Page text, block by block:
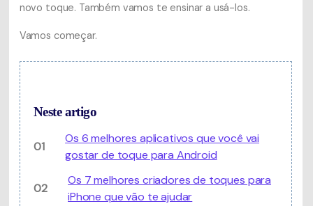
novo toque. Também vamos te ensinar a usá-los.
Vamos começar.
Neste artigo
01
Os 6 melhores aplicativos que você vai
gostar de toque para Android
02
Os 7 melhores criadores de toques para
iPhone que vão te ajudar